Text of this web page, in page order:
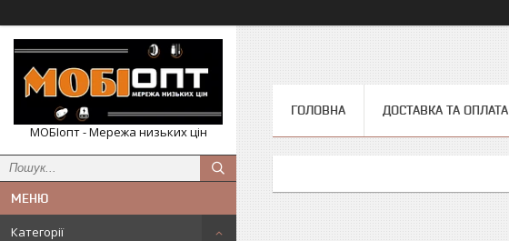
МОБІопт - Мережа низьких цін
Категорії
ГОЛОВНА ДОСТАВКА ТА ОПЛАТА